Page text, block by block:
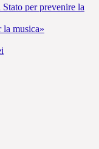
per prevenire la
la musica»